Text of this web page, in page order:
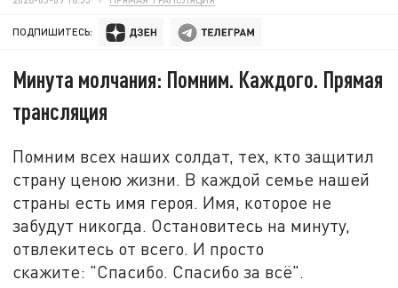
ПОДПИШИТЕСЬ:
Минута молчания: Помним. Каждого. Прямая
трансляция
Помним всех наших солдат, тех, кто защитил
страну ценою жизни. В каждой семье нашей
страны есть имя героя. Имя, которое не
забудут никогда. Остановитесь на минуту,
отвлекитесь от всего. И просто
скажите: "Спасибо. Спасибо за всё".